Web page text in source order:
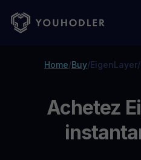
Home/Buy/EigenLayer/
Achetez